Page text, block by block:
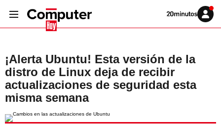
Volver
Iniciar
sesión
¡Alerta Ubuntu! Esta versión de la
distro de Linux deja de recibir
actualizaciones de seguridad esta
misma semana